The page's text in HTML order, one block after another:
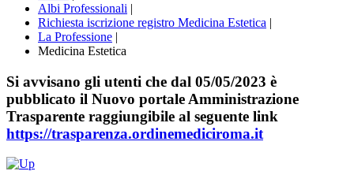
Albi Professionali |
Richiesta iscrizione registro Medicina Estetica |
La Professione |
Medicina Estetica
Si avvisano gli utenti che dal 05/05/2023 è
pubblicato il Nuovo portale Amministrazione
Trasparente raggiungibile al seguente link
https://trasparenza.ordinemediciroma.it